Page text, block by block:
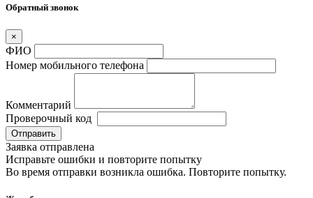
Обратный звонок
×
ФИО
Номер мобильного телефона
Комментарий
Проверочный код
Отправить
Заявка отправлена
Исправьте ошибки и повторите попытку
Во время отправки возникла ошибка. Повторите попытку.